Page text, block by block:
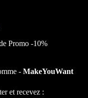
Promo -10%
-MakeYouWant
et recevez :